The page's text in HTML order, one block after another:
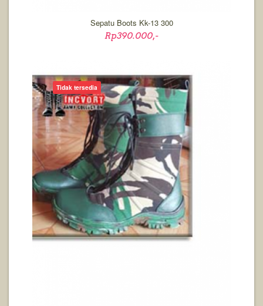
Sepatu Boots Kk-13 300
Rp390.000,-
Tidak tersedia